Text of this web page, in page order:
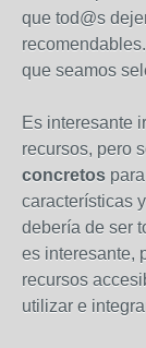
que tod@s
recomendables.
que seamos
Es interesante
recursos, pero
concretos
características
debería de ser
es interesante,
recursos
utilizar e